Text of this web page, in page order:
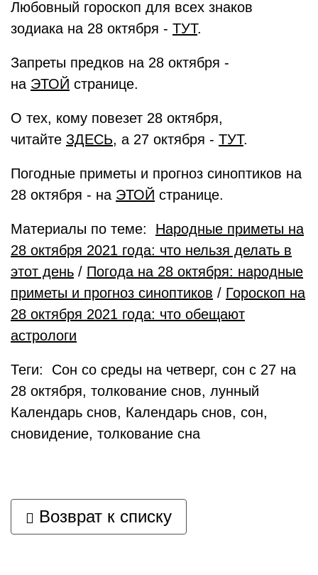
Любовный гороскоп для всех знаков
зодиака на 28 октября - ТУТ.
Запреты предков на 28 октября -
на ЭТОЙ странице.
О тех, кому повезет 28 октября,
читайте ЗДЕСЬ, а 27 октября - ТУТ.
Погодные приметы и прогноз синоптиков на
28 октября - на ЭТОЙ странице.
Материалы по теме: Народные приметы на
28 октября 2021 года: что нельзя делать в
этот день / Погода на 28 октября: народные
приметы и прогноз синоптиков / Гороскоп на
28 октября 2021 года: что обещают
астрологи
Теги: Сон со среды на четверг, сон с 27 на
28 октября, толкование снов, лунный
Календарь снов, Календарь снов, сон,
сновидение, толкование сна
Возврат к списку